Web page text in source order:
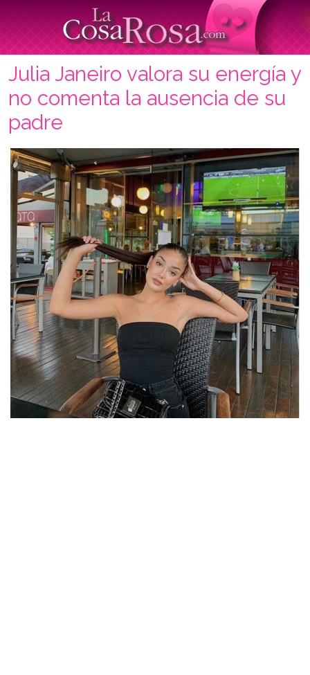
Julia Janeiro valora su energía y
no comenta la ausencia de su
padre